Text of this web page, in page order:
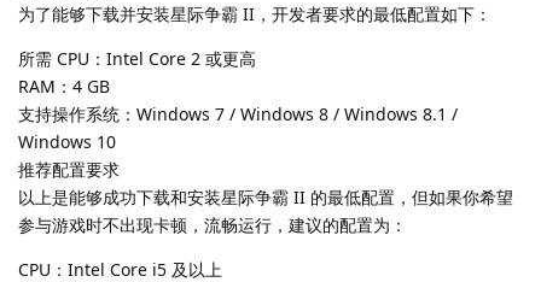
为了能够下载并安装星际争霸 II，开发者要求的最低配置如下：
所需 CPU：Intel Core 2 或更高
RAM：4 GB
支持操作系统：Windows 7 / Windows 8 / Windows 8.1 /
Windows 10
推荐配置要求
以上是能够成功下载和安装星际争霸 II 的最低配置，但如果你希望
参与游戏时不出现卡顿，流畅运行，建议的配置为：
CPU：Intel Core i5 及以上